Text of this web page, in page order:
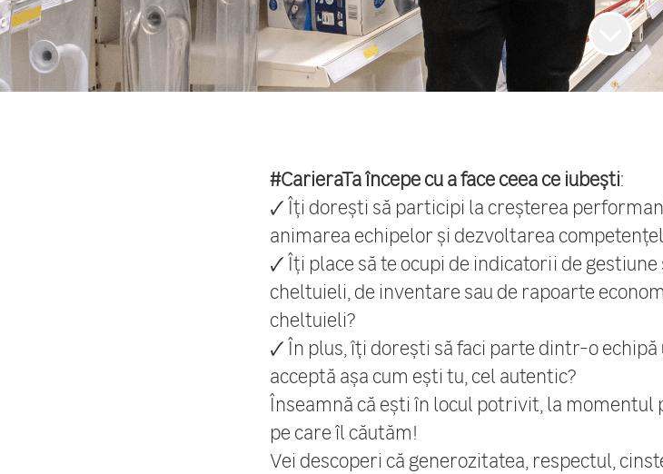
#CarieraTa începe cu a face ceea ce iubești:
🗸 Îți dorești să participi la creșterea
animarea echipelor și dezvoltarea
🗸 Îți place să te ocupi de indicatorii de
cheltuieli, de inventare sau de rapoarte
cheltuieli?
🗸 În plus, îți dorești să faci parte dintr-o
acceptă așa cum ești tu, cel autentic?
Înseamnă că ești în locul potrivit, la momentul
pe care îl căutăm!
Vei descoperi că generozitatea, respectul,